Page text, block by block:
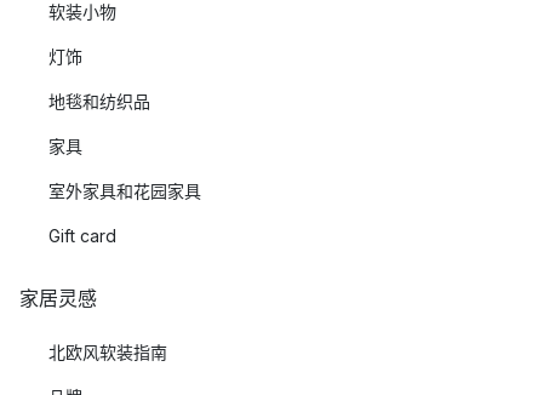
软装小物
灯饰
地毯和纺织品
家具
室外家具和花园家具
Gift card
家居灵感
北欧风软装指南